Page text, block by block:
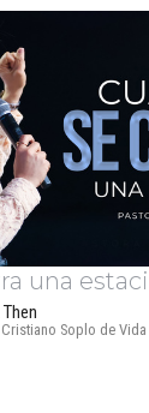
una
Soplo de Vida